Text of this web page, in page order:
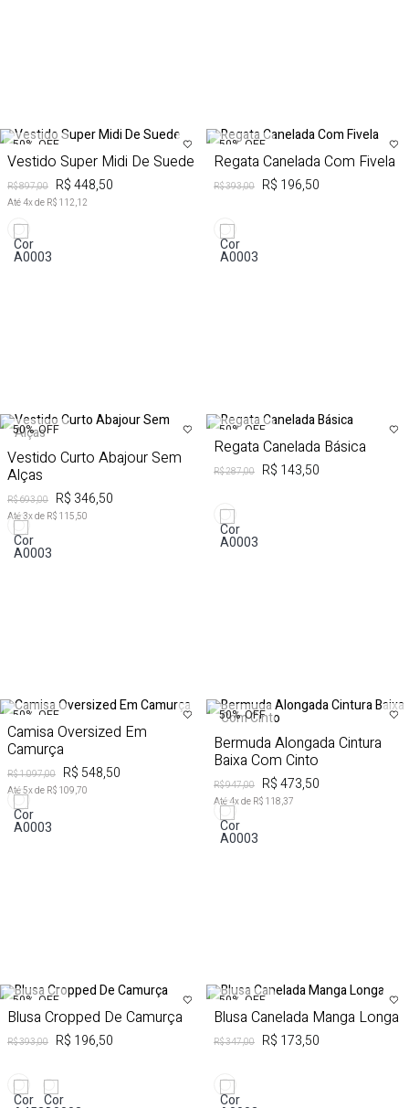
50% OFF
Vestido Super Midi De Suede
R$ 897,00 R$ 448,50
Até4x de R$ 112,12
50% OFF
Regata Canelada Com Fivela
R$ 393,00 R$ 196,50
50% OFF
Vestido Curto Abajour Sem
Alças
R$ 693,00 R$ 346,50
Até3x de R$ 115,50
50% OFF
Regata Canelada Básica
R$ 287,00 R$ 143,50
50% OFF
Camisa Oversized Em
Camurça
R$ 1.097,00 R$ 548,50
Até5x de R$ 109,70
50% OFF
Bermuda Alongada Cintura
Baixa Com Cinto
R$ 947,00 R$ 473,50
Até4x de R$ 118,37
50% OFF
Blusa Cropped De Camurça
R$ 393,00 R$ 196,50
50% OFF
Blusa Canelada Manga Longa
R$ 347,00 R$ 173,50